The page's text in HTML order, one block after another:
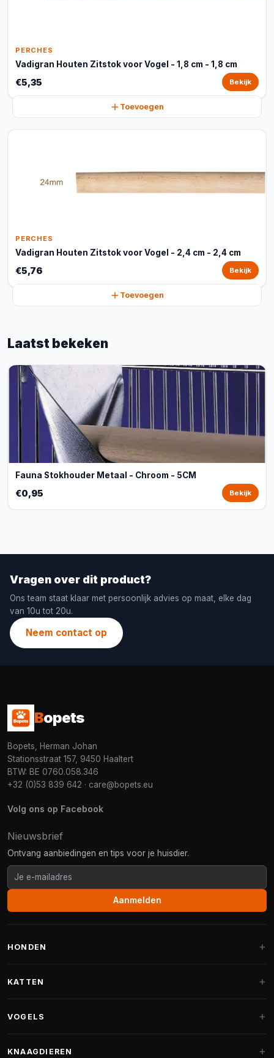
PERCHES
Vadigran Houten Zitstok voor Vogel - 1,8 cm - 1,8 cm
€5,35 Bekijk
Toevoegen
PERCHES
Vadigran Houten Zitstok voor Vogel - 2,4 cm - 2,4 cm
€5,76 Bekijk
Toevoegen
Laatst bekeken
Fauna Stokhouder Metaal - Chroom - 5CM
€0,95 Bekijk
Vragen over dit product?
Ons team staat klaar met persoonlijk advies op maat, elke dag
van 10u tot 20u.
Neem contact op
Bopets
Bopets, Herman Johan
Stationsstraat 157, 9450 Haaltert
BTW: BE 0760.058.346
+32 (0)53 839 642 · care@bopets.eu
Volg ons op Facebook
Nieuwsbrief
Ontvang aanbiedingen en tips voor je huisdier.
Aanmelden
HONDEN
Fantail hondenmanden
KATTEN
Krabpalen voor Maine Coon
VOGELS
KNAAGDIEREN